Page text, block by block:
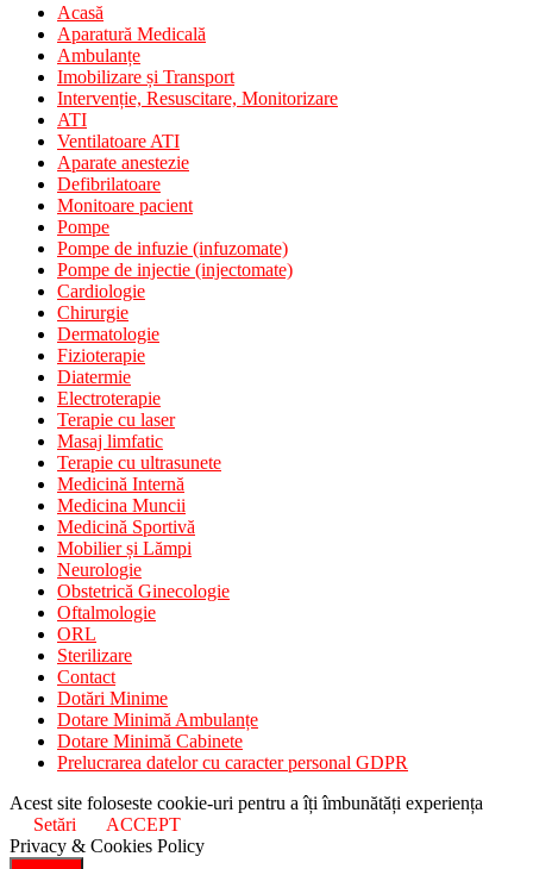
Acasă
Aparatură Medicală
Ambulanțe
Imobilizare și Transport
Intervenție, Resuscitare, Monitorizare
ATI
Ventilatoare ATI
Aparate anestezie
Defibrilatoare
Monitoare pacient
Pompe
Pompe de infuzie (infuzomate)
Pompe de injectie (injectomate)
Cardiologie
Chirurgie
Dermatologie
Fizioterapie
Diatermie
Electroterapie
Terapie cu laser
Masaj limfatic
Terapie cu ultrasunete
Medicină Internă
Medicina Muncii
Medicină Sportivă
Mobilier și Lămpi
Neurologie
Obstetrică Ginecologie
Oftalmologie
ORL
Sterilizare
Contact
Dotări Minime
Dotare Minimă Ambulanțe
Dotare Minimă Cabinete
Prelucrarea datelor cu caracter personal GDPR
Acest site foloseste cookie-uri pentru a îți îmbunătăți experiența
Setări
ACCEPT
Privacy & Cookies Policy